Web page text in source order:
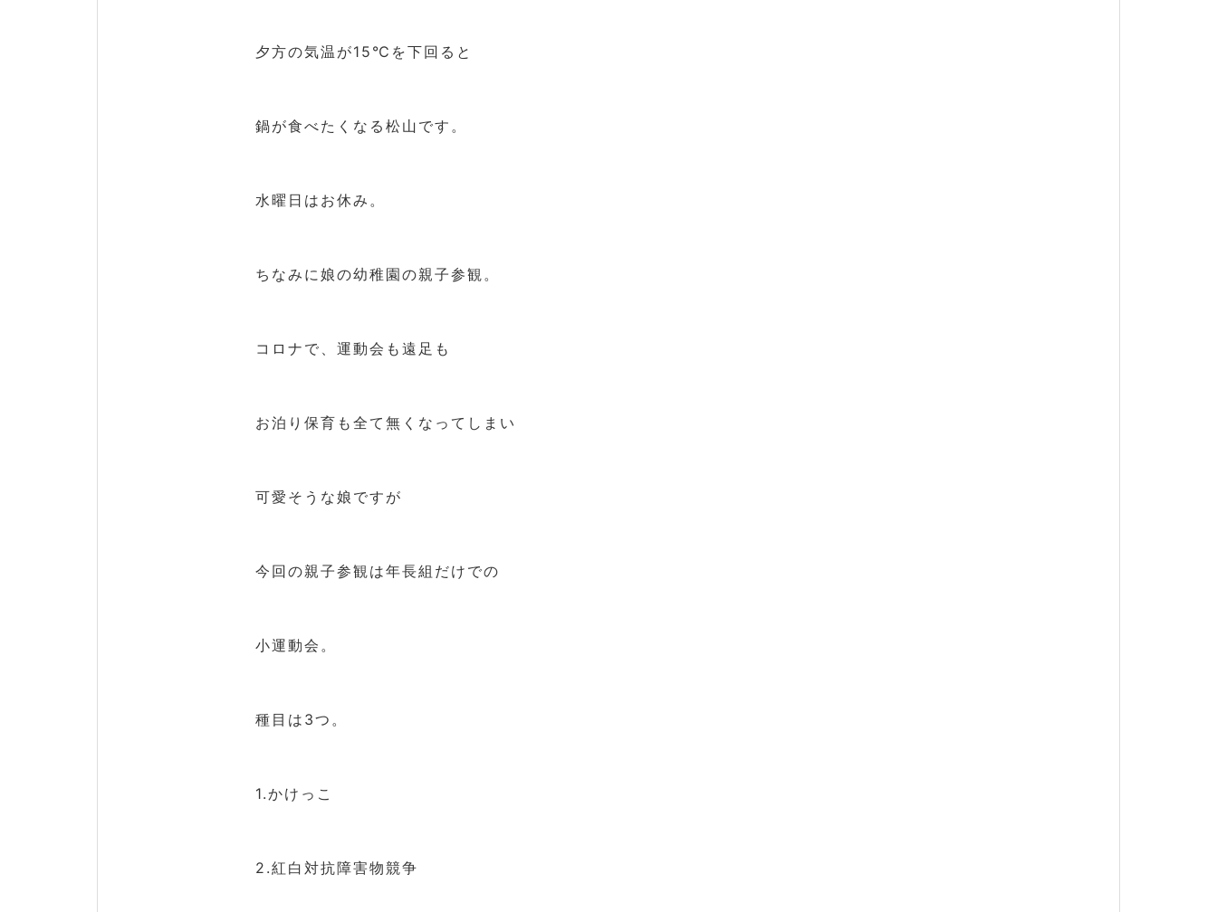
夕方の気温が15℃を下回ると
鍋が食べたくなる松山です。
水曜日はお休み。
ちなみに娘の幼稚園の親子参観。
コロナで、運動会も遠足も
お泊り保育も全て無くなってしまい
可愛そうな娘ですが
今回の親子参観は年長組だけでの
小運動会。
種目は3つ。
1.かけっこ
2.紅白対抗障害物競争